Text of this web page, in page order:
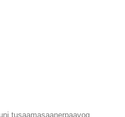
tusaamasaanerpaavoq